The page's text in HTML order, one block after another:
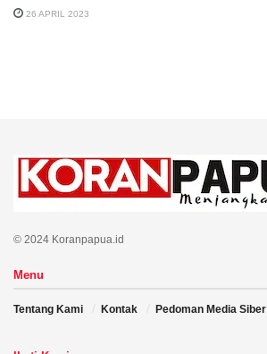
26 APRIL 2023
© 2024 Koranpapua.id
Menu
Tentang Kami Kontak Pedoman Media Siber